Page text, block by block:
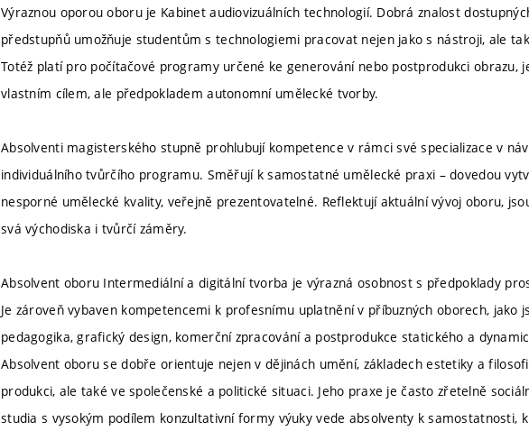
Výraznou oporou oboru je Kabinet audiovizuálních technologií. Dobrá znalost
předstupňů umožňuje studentům s technologiemi pracovat nejen jako s nástroji, ale
Totéž platí pro počítačové programy určené ke generování nebo postprodukci obrazu,
vlastním cílem, ale předpokladem autonomní umělecké tvorby.
Absolventi magisterského stupně prohlubují kompetence v rámci své specializace v
individuálního tvůrčího programu. Směřují k samostatné umělecké praxi – dovedou
nesporné umělecké kvality, veřejně prezentovatelné. Reflektují aktuální vývoj oboru,
svá východiska i tvůrčí záměry.
Absolvent oboru Intermediální a digitální tvorba je výrazná osobnost s předpoklady
Je zároveň vybaven kompetencemi k profesnímu uplatnění v příbuzných oborech, jako
pedagogika, grafický design, komerční zpracování a postprodukce statického a
Absolvent oboru se dobře orientuje nejen v dějinách umění, základech estetiky a
produkci, ale také ve společenské a politické situaci. Jeho praxe je často zřetelně
studia s vysokým podílem konzultativní formy výuky vede absolventy k samostatnosti,